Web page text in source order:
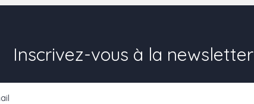
Inscrivez-vous à la newsletter